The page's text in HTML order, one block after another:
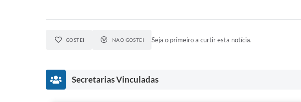
GOSTEI NÃO GOSTEI Seja o primeiro a curtir esta notícia.
Secretarias Vinculadas